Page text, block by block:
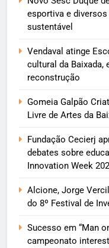
esportiva e
sustentável
Vendaval atinge
cultural da Baixada,
reconstrução
Gomeia Galpão
Livre de Artes da
Fundação Cecierj
debates sobre
Innovation Week
Alcione, Jorge
do 8º Festival de
Sucesso em “Man
campeonato